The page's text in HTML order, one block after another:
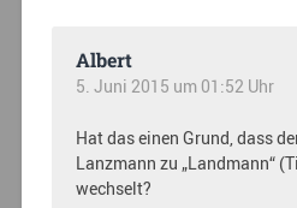
Albert
5. Juni 2015 um 01:52 Uhr
Hat das einen Grund, dass
Lanzmann zu „Landmann“
wechselt?